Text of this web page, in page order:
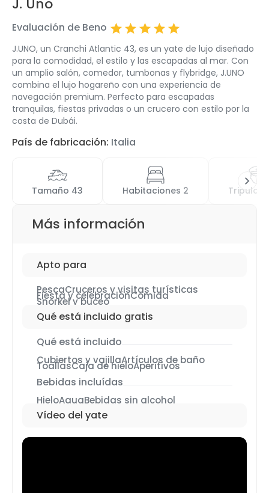
Evaluación de Beno
J.UNO, un Cranchi Atlantic 43, es un yate de lujo diseñado
para la comodidad, el estilo y las escapadas al mar. Con
un amplio salón, comedor, tumbonas y flybridge, J.UNO
combina el lujo hogareño con una experiencia de
navegación premium. Perfecto para escapadas
tranquilas, fiestas privadas o un crucero con estilo por la
costa de Dubái.
País de fabricación: Italia
Tamaño 43 Habitaciones 2
Más información
Apto para
PescaCruceros y visitas turísticas
Fiesta y celebraciónComida
Snorkel y buceo
Qué está incluido gratis
Qué está incluido
Cubiertos y vajillaArtículos de baño
ToallasCaja de hieloAperitivos
Bebidas incluídas
HieloAguaBebidas sin alcohol
Vídeo del yate